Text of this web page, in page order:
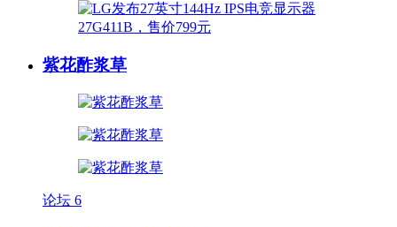
紫花酢浆草
论坛 6